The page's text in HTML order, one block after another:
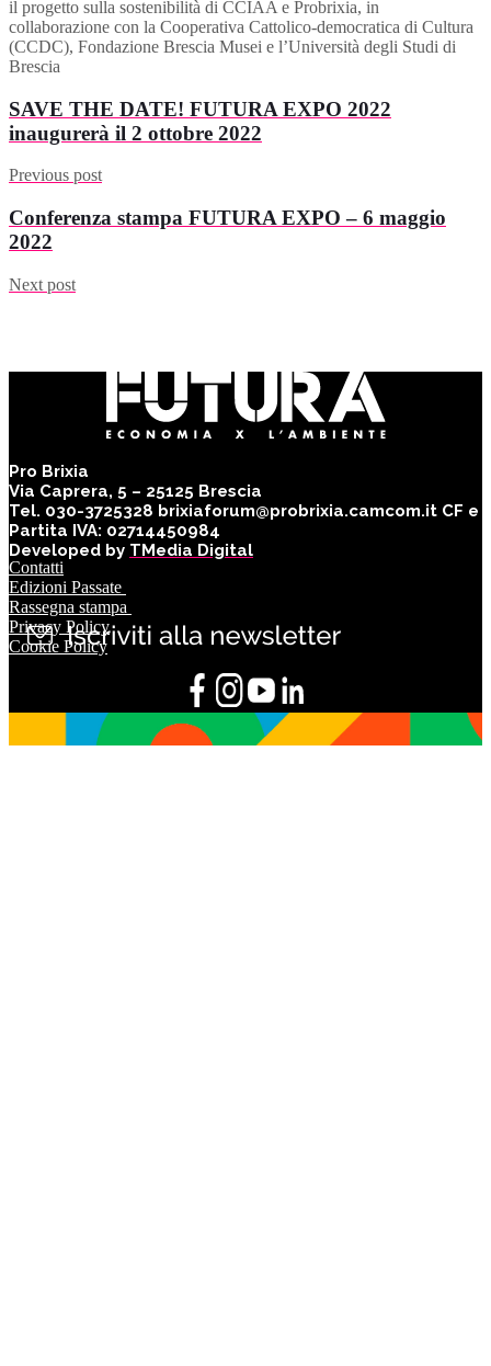
il progetto sulla sostenibilità di CCIAA e Probrixia, in
collaborazione con la Cooperativa Cattolico-democratica di Cultura
(CCDC), Fondazione Brescia Musei e l’Università degli Studi di
Brescia
SAVE THE DATE! FUTURA EXPO 2022
inaugurerà il 2 ottobre 2022
Previous post
Conferenza stampa FUTURA EXPO – 6 maggio
2022
Next post
Pro Brixia
Via Caprera, 5 – 25125 Brescia
Tel. 030-3725328 brixiaforum@probrixia.camcom.it CF e
Partita IVA: 02714450984
Developed by TMedia Digital
Contatti
Edizioni Passate
Rassegna stampa
Privacy Policy
Cookie Policy